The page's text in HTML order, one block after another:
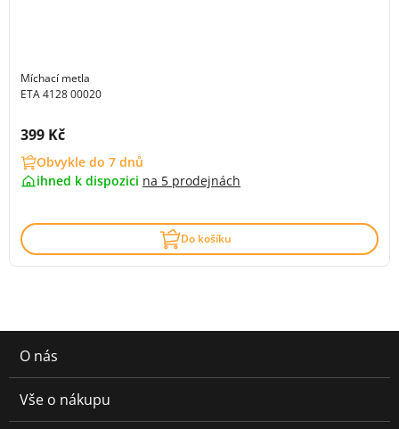
Míchací metla
ETA 4128 00020
Cena s DPH:
399 Kč
Obvykle do 7 dnů
ihned k dispozici na 5 prodejnách
Do košíku
O nás
Vše o nákupu